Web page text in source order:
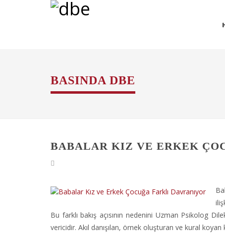
BASINDA DBE
BABALAR KIZ VE ERKEK
Bu farklı bakış açısının nedenini Uzman Psikolog
vericidir. Akıl danışılan, örnek oluşturan ve kural koyan